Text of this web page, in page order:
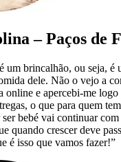
– Paços de
um brincalhão, ou seja, é
dele. Não o vejo a
online e apercebi-me
o que para quem
bebé vai continuar
quando crescer deve
é isso que vamos fazer!”